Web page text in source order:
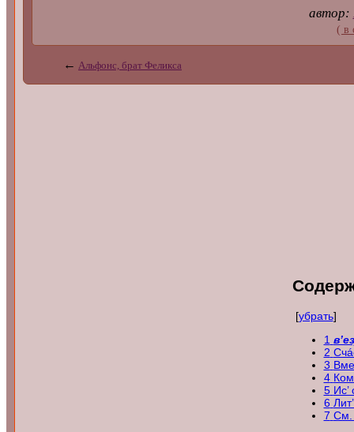
автор:
( в
← Альфонс, брат Феликса
[убрать]
1
2
3
4
5 Ис’
6
7 См.